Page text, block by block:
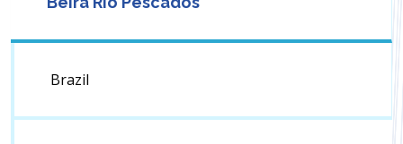
Brazil